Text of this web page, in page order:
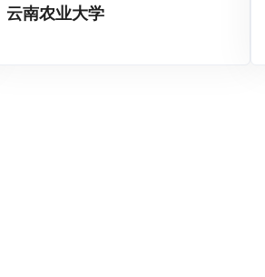
云南农业大学